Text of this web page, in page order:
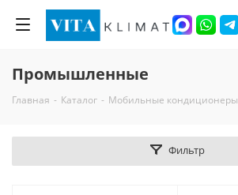
Промышленные
Главная - Каталог - Мобильные кондиционеры
Фильтр